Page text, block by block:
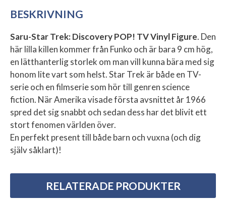
BESKRIVNING
Saru-Star Trek: Discovery POP! TV Vinyl Figure. Den
här lilla killen kommer från Funko och är bara 9 cm hög,
en lätthanterlig storlek om man vill kunna bära med sig
honom lite vart som helst. Star Trek är både en TV-
serie och en filmserie som hör till genren science
fiction. När Amerika visade första avsnittet år 1966
spred det sig snabbt och sedan dess har det blivit ett
stort fenomen världen över.
En perfekt present till både barn och vuxna (och dig
själv såklart)!
RELATERADE PRODUKTER